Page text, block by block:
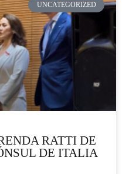
UNCATEGORIZED
RATTI DE
DE ITALIA